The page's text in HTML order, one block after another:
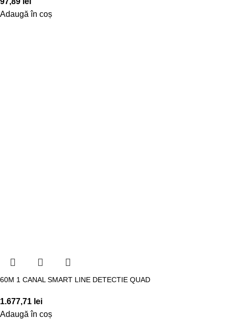
Adaugă în coș
60M 1 CANAL SMART LINE DETECTIE QUAD
1.677,71 lei
Adaugă în coș